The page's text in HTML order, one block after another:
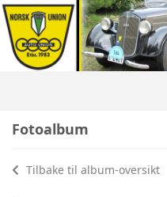
Fotoalbum
Tilbake til album-oversikt